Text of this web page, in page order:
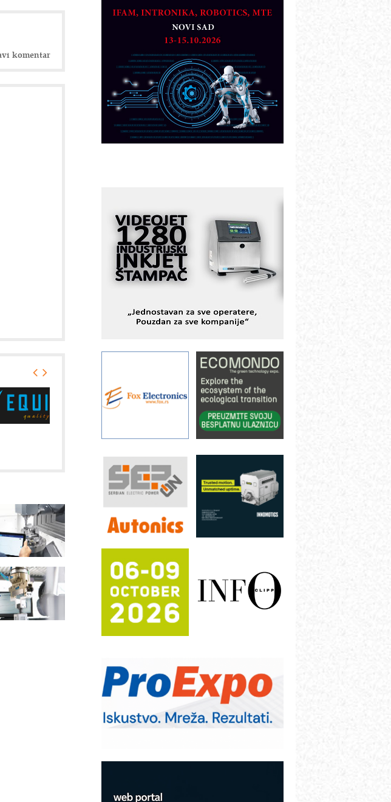
komentar
Razvoj asortimanskog pravca MINI-
PLC AKYTEC
dostupan u Srbiji
MOTOMAN – NEXT-Robotika vođena
veštačkom inteligencijom
I.SAFE MOBILE revolucioniše
industrijsku automatizaciju
pionirskimmobile operator PANEL-OM
Alba d.o.o. – 35 godina preciznosti u
metrologiji i pametnim dozirnim
rešenjima
IBeRTIM - oprema za ispitivanje
kontrole kvaliteta
sistema
YAMADA pumpe – japanska
Filtration Group Industrial – Napredna
rešenja za filtraciju u hidrauličkim i
procesnim sistemima
Art Utopia Studio – vizuelne priče
industrije i biznisa
RILINEX kompanije Rittal
automatizaciju
Efikasno upravljanje energijom
Automatizacija pakovanja · Display
Proizvodnja iC7 Hybrid 1500 VDC
mrežnog pretvarača sa tečnim
Potpuna efikasnost bez složenih
sistema
Trajna oznaka kao dugoročna korist
Bezbednost na prvom mestu!
poverenja u industriji
– Pametna signalizacija za efikasnije
upravljanje mašinama
Sigurnije ispitivanje transformatora u
solarnim elektranama i vetroparkovima
COMBYPACK
ROSA i SCHUNK podižu proizvodnju
Detekcija različitih oblika